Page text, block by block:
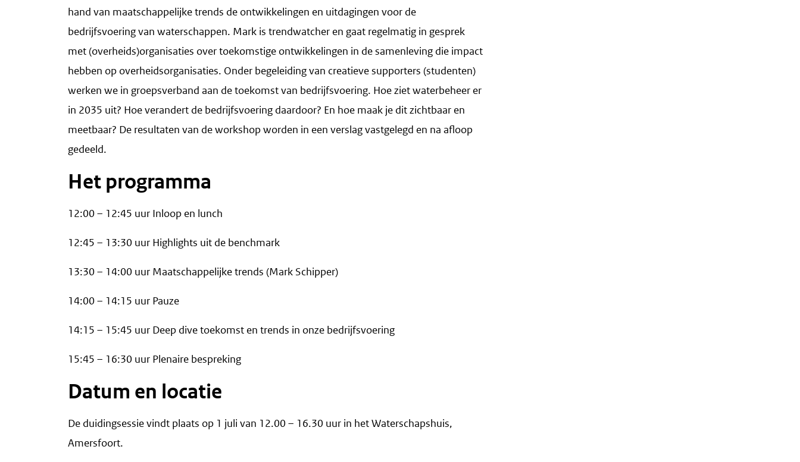
hand van maatschappelijke trends de ontwikkelingen en uitdagingen voor de
bedrijfsvoering van waterschappen. Mark is trendwatcher en gaat regelmatig in gesprek
met (overheids)organisaties over toekomstige ontwikkelingen in de samenleving die impact
hebben op overheidsorganisaties. Onder begeleiding van creatieve supporters (studenten)
werken we in groepsverband aan de toekomst van bedrijfsvoering. Hoe ziet waterbeheer er
in 2035 uit? Hoe verandert de bedrijfsvoering daardoor? En hoe maak je dit zichtbaar en
meetbaar? De resultaten van de workshop worden in een verslag vastgelegd en na afloop
gedeeld.
Het programma
12:00 – 12:45 uur Inloop en lunch
12:45 – 13:30 uur Highlights uit de benchmark
13:30 – 14:00 uur Maatschappelijke trends (Mark Schipper)
14:00 – 14:15 uur Pauze
14:15 – 15:45 uur Deep dive toekomst en trends in onze bedrijfsvoering
15:45 – 16:30 uur Plenaire bespreking
Datum en locatie
De duidingsessie vindt plaats op 1 juli van 12.00 – 16.30 uur in het Waterschapshuis,
Amersfoort.